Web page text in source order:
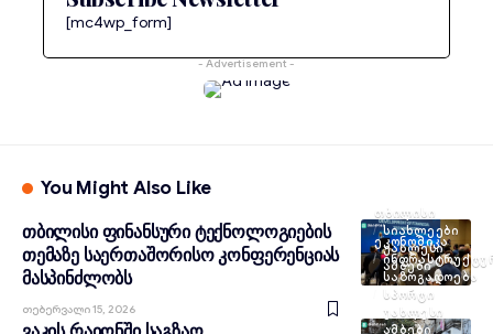
[mc4wp_form]
- Advertisement -
You Might Also Like
ᲗᲑᲘᲚᲘᲡᲘ
ᲡᲘᲐᲮᲚᲔᲔᲑᲘ
ᲣᲐᲮᲚᲔᲡᲘ
ᲐᲛᲑᲔᲑᲘ
თბილისი ფინანსური ტექნოლოგიების
თემაზე საერთაშორისო კონფერენციას
მასპინძლობს
Თებერვალი 15, 2026
ᲔᲙᲝᲜᲝᲛᲘᲙᲐ
ᲡᲐᲖᲝᲒᲐᲓᲝᲔᲑᲐ
ᲡᲞᲝᲠᲢᲘ
ᲣᲐᲮᲚᲔᲡᲘ
ᲐᲛᲑᲔᲑᲘ